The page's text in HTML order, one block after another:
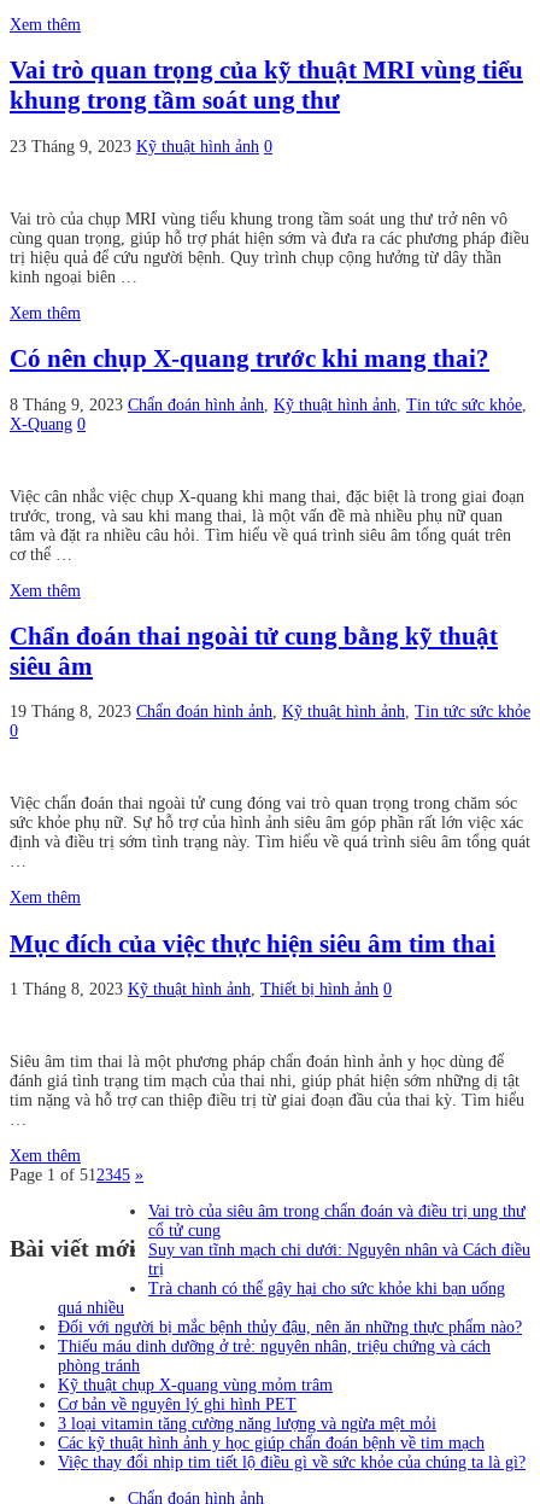
Xem thêm
Vai trò quan trọng của kỹ thuật MRI vùng tiểu
khung trong tầm soát ung thư
23 Tháng 9, 2023 Kỹ thuật hình ảnh 0
Vai trò của chụp MRI vùng tiểu khung trong tầm soát ung thư trở nên vô
cùng quan trọng, giúp hỗ trợ phát hiện sớm và đưa ra các phương pháp điều
trị hiệu quả để cứu người bệnh. Quy trình chụp cộng hưởng từ dây thần
kinh ngoại biên …
Xem thêm
Có nên chụp X-quang trước khi mang thai?
8 Tháng 9, 2023 Chẩn đoán hình ảnh Kỹ thuật hình ảnh Tin tức sức khỏe
X-Quang 0
Việc cân nhắc việc chụp X-quang khi mang thai, đặc biệt là trong giai đoạn
trước, trong, và sau khi mang thai, là một vấn đề mà nhiều phụ nữ quan
tâm và đặt ra nhiều câu hỏi. Tìm hiểu về quá trình siêu âm tổng quát trên
cơ thể …
Xem thêm
Chẩn đoán thai ngoài tử cung bằng kỹ thuật
siêu âm
19 Tháng 8, 2023 Chẩn đoán hình ảnh, Kỹ thuật hình ảnh, Tin tức sức khỏe
0
Việc chẩn đoán thai ngoài tử cung đóng vai trò quan trọng trong chăm sóc
sức khỏe phụ nữ. Sự hỗ trợ của hình ảnh siêu âm góp phần rất lớn việc xác
định và điều trị sớm tình trạng này. Tìm hiểu về quá trình siêu âm tổng quát
…
Xem thêm
Mục đích của việc thực hiện siêu âm tim thai
1 Tháng 8, 2023 Kỹ thuật hình ảnh, Thiết bị hình ảnh 0
Siêu âm tim thai là một phương pháp chẩn đoán hình ảnh y học dùng để
đánh giá tình trạng tim mạch của thai nhi, giúp phát hiện sớm những dị tật
tim nặng và hỗ trợ can thiệp điều trị từ giai đoạn đầu của thai kỳ. Tìm hiểu
…
Xem thêm
Page 1 of 512345 »
Bài viết mới
Vai trò của siêu âm trong chẩn đoán và điều trị ung thư
cổ tử cung
Suy van tĩnh mạch chi dưới: Nguyên nhân và Cách điều
trị
Trà chanh có thể gây hại cho sức khỏe khi bạn uống
quá nhiều
Đối với người bị mắc bệnh thủy đậu, nên ăn những thực phẩm nào?
Thiếu máu dinh dưỡng ở trẻ: nguyên nhân, triệu chứng và cách
phòng tránh
Kỹ thuật chụp X-quang vùng mỏm trâm
Cơ bản về nguyên lý ghi hình PET
3 loại vitamin tăng cường năng lượng và ngừa mệt mỏi
Các kỹ thuật hình ảnh y học giúp chẩn đoán bệnh về tim mạch
Việc thay đổi nhịp tim tiết lộ điều gì về sức khỏe của chúng ta là gì?
Chẩn đoán hình ảnh